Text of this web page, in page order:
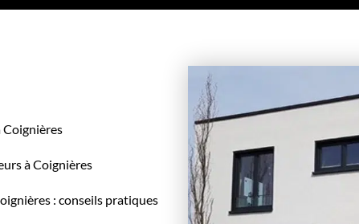
Coignières
à Coignières
: conseils pratiques